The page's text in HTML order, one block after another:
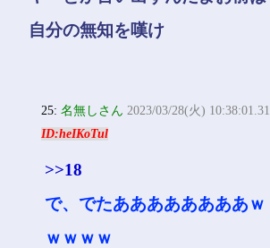
自分の無知を嘆け
25:名無しさん 2023/03/28(火) 10:38:01.31
ID:heIKoTul
>>18
で、でたああああああああｗ
ｗｗｗｗ